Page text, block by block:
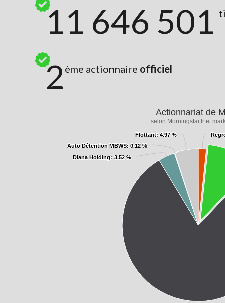
11 646 501
2 ème actionnaire officiel
Actionnariat de
selon Morningstar.fr et
Diana Holding: 3.52 %
Diana Holding: 3.52 %
Auto Détention MBWS: 0.12 %
Auto Détention MBWS: 0.12 %
Flottant: 4.97 %
Flottant: 4.97 %